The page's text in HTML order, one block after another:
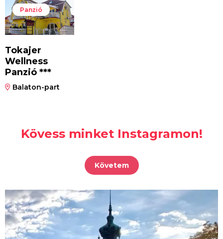
Panzió
Tokajer
Wellness
Panzió ***
Balaton-part
Kövess minket Instagramon!
Követem